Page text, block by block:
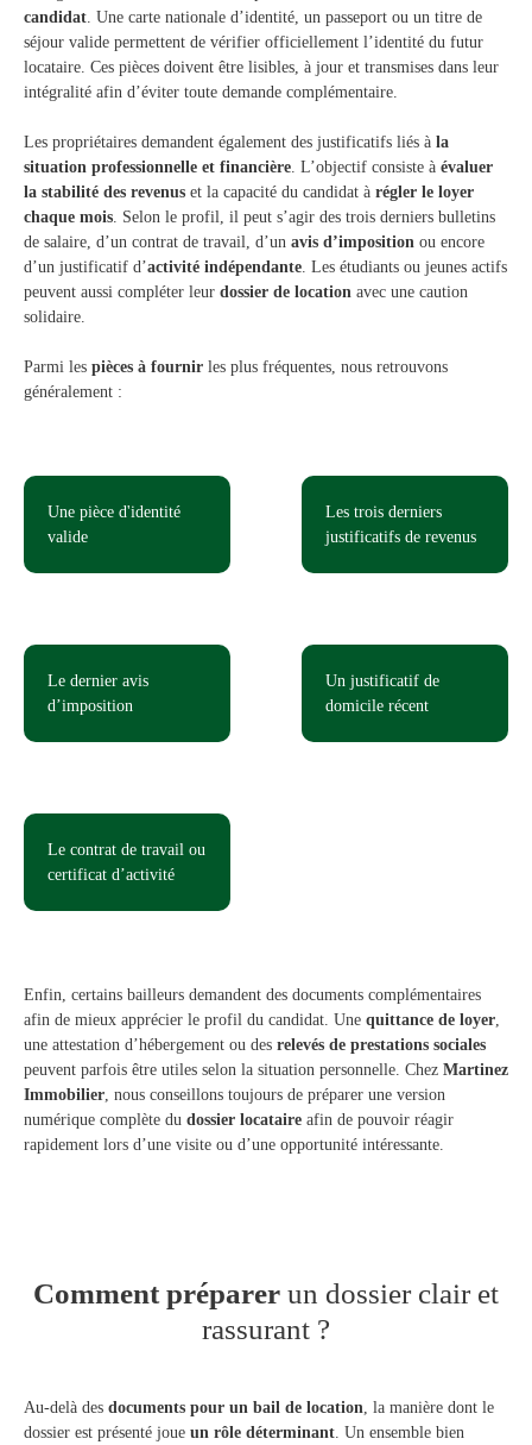
candidat . Une carte nationale d’identité, un passeport ou un titre de
séjour valide permettent de vérifier officiellement l’identité du futur
locataire. Ces pièces doivent être lisibles, à jour et transmises dans leur
intégralité afin d’éviter toute demande complémentaire.
Les propriétaires demandent également des justificatifs liés à la
situation professionnelle et financière . L’objectif consiste à évaluer
la stabilité des revenus et la capacité du candidat à régler le loyer
chaque mois . Selon le profil, il peut s’agir des trois derniers bulletins
de salaire, d’un contrat de travail, d’un avis d’imposition ou encore
d’un justificatif d’activité indépendante . Les étudiants ou jeunes actifs
peuvent aussi compléter leur dossier de location avec une caution
solidaire.
Parmi les pièces à fournir les plus fréquentes, nous retrouvons
généralement :
Une pièce d'identité
valide
Les trois derniers
justificatifs de revenus
Le dernier avis
d’imposition
Un justificatif de
domicile récent
Le contrat de travail ou
certificat d’activité
Enfin, certains bailleurs demandent des documents complémentaires
afin de mieux apprécier le profil du candidat. Une quittance de loyer
une attestation d’hébergement ou des relevés de prestations sociales
peuvent parfois être utiles selon la situation personnelle. Chez Martinez
Immobilier , nous conseillons toujours de préparer une version
numérique complète du dossier locataire afin de pouvoir réagir
rapidement lors d’une visite ou d’une opportunité intéressante.
Comment préparer un dossier clair et
rassurant ?
Au-delà des documents pour un bail de location , la manière dont le
dossier est présenté joue un rôle déterminant . Un ensemble bien